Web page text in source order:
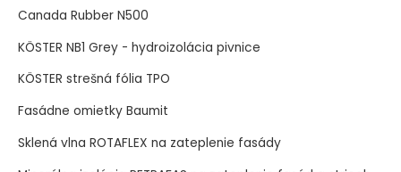
Canada Rubber N500
KÖSTER NB1 Grey - hydroizolácia pivnice
KÖSTER strešná fólia TPO
Fasádne omietky Baumit
Sklená vlna ROTAFLEX na zateplenie fasády